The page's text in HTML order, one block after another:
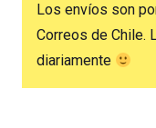
Los envíos son
Correos de Chile.
diariamente